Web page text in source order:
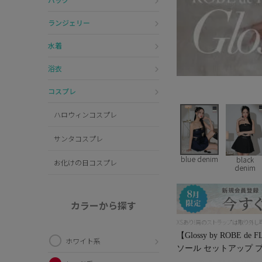
ランジェリー
水着
浴衣
コスプレ
ハロウィンコスプレ
サンタコスプレ
お化けの日コスプレ
カラーから探す
ホワイト系
blue denim
black
denim
XSあり!肩のストラップは取り外
【Glossy by ROBE de
ソール セットアップ